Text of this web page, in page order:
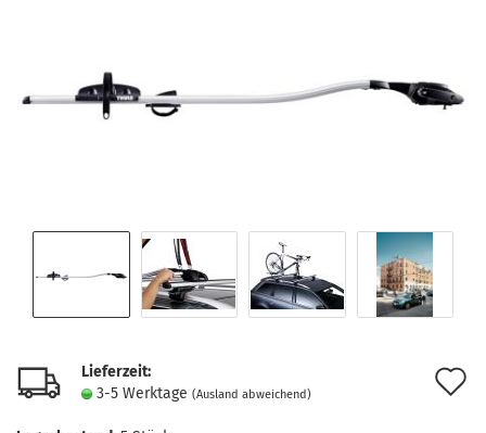
Lieferzeit:
3-5 Werktage (Ausland abweichend)